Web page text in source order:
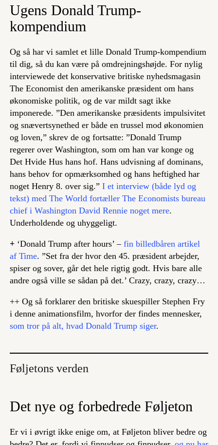
Ugens Donald Trump-
kompendium
Og så har vi samlet et lille Donald Trump-kompendium
til dig, så du kan være på omdrejningshøjde. For nylig
interviewede det konservative britiske nyhedsmagasin
The Economist den amerikanske præsident om hans
økonomiske politik, og de var mildt sagt ikke
imponerede. ”Den amerikanske præsidents impulsivitet
og snævertsynethed er både en trussel mod økonomien
og loven,” skrev de og fortsatte: ”Donald Trump
regerer over Washington, som om han var konge og
Det Hvide Hus hans hof. Hans udvisning af dominans,
hans behov for opmærksomhed og hans heftighed har
noget Henry 8. over sig.” I et interview (både lyd og
tekst) med The World fortæller The Economists bureau
chief i Washington David Rennie noget mere.
Underholdende og uhyggeligt.
+ ‘Donald Trump after hours’ – fin billedbåren artikel
af Time. ”Set fra der hvor den 45. præsident arbejder,
spiser og sover, går det hele rigtig godt. Hvis bare alle
andre også ville se sådan på det.’ Crazy, crazy, crazy…
++ Og så forklarer den britiske skuespiller Stephen Fry
i denne animationsfilm, hvorfor der findes mennesker,
som tror på alt, hvad Donald Trump siger.
Føljetons verden
Det nye og forbedrede Føljeton
Er vi i øvrigt ikke enige om, at Føljeton bliver bedre og